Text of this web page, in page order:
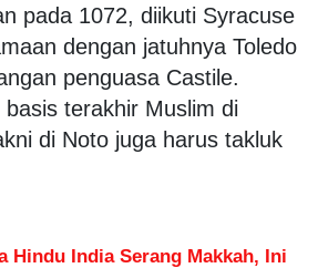
pada 1072, diikuti Syracuse
dengan jatuhnya Toledo
penguasa Castile.
terakhir Muslim di
di Noto juga harus takluk
Hindu India Serang Makkah, Ini